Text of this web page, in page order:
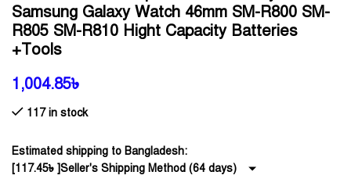
Samsung Galaxy Watch 46mm SM-R800 SM-
R805 SM-R810 Hight Capacity Batteries
+Tools
1,004.85৳
117 in stock
Estimated shipping to Bangladesh:
[117.45৳ ]Seller's Shipping Method (64 days)